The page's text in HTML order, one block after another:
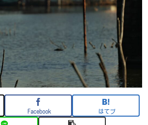
Facebook はてブ